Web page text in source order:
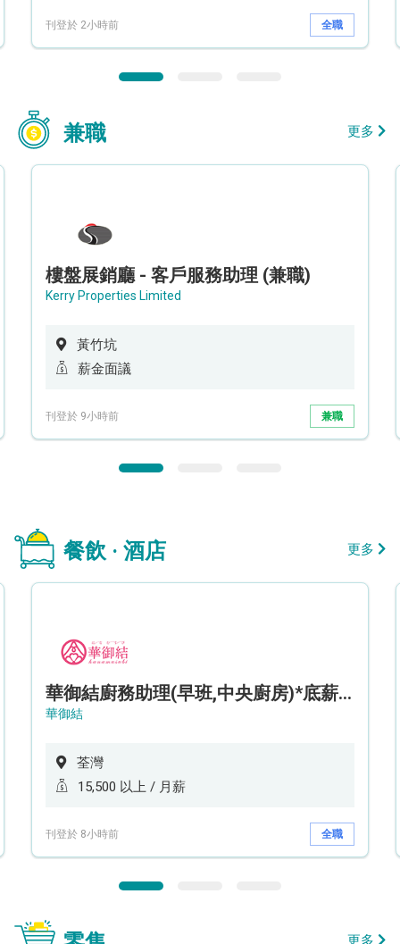
刊登於 2小時前 全職
兼職 更多
樓盤展銷廳 - 客戶服務助理 (兼職)
Kerry Properties Limited
黃竹坑
薪金面議
刊登於 9小時前 兼職
餐飲 · 酒店 更多
華御結廚務助理(早班,中央廚房)*底薪可達$15.5k* (5天工作週)
華御結
荃灣
15,500 以上 / 月薪
刊登於 8小時前 全職
更多